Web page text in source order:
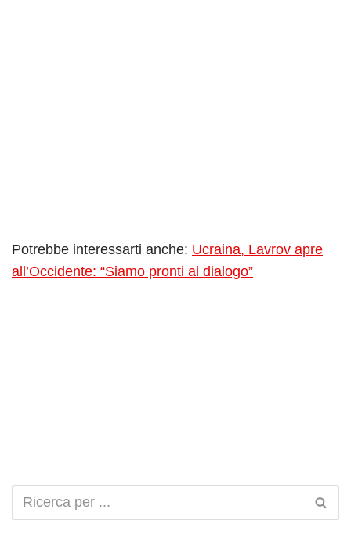
Potrebbe interessarti anche: Ucraina, Lavrov apre
all’Occidente: “Siamo pronti al dialogo”